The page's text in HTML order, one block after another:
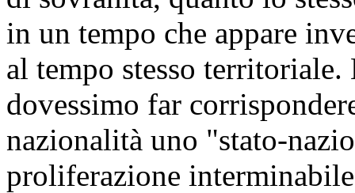
in un tempo che appare
al tempo stesso territoriale.
dovessimo far
nazionalità uno "stato-
proliferazione